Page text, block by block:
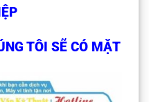
TÔI SẼ CÓ MẶT